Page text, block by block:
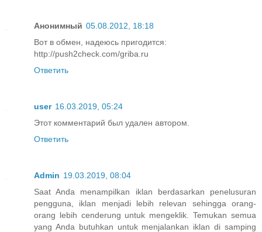
Анонимный 05.08.2012, 18:18
Вот в обмен, надеюсь пригодится:
http://push2check.com/griba.ru
Ответить
user 16.03.2019, 05:24
Этот комментарий был удален автором.
Ответить
Admin 19.03.2019, 08:04
Saat Anda menampilkan iklan berdasarkan penelusuran
pengguna, iklan menjadi lebih relevan sehingga orang-
orang lebih cenderung untuk mengeklik. Temukan semua
yang Anda butuhkan untuk menjalankan iklan di samping